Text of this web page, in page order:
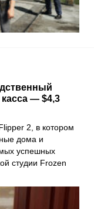
— $4,3
2, в котором
дома и
успешных
студии Frozen